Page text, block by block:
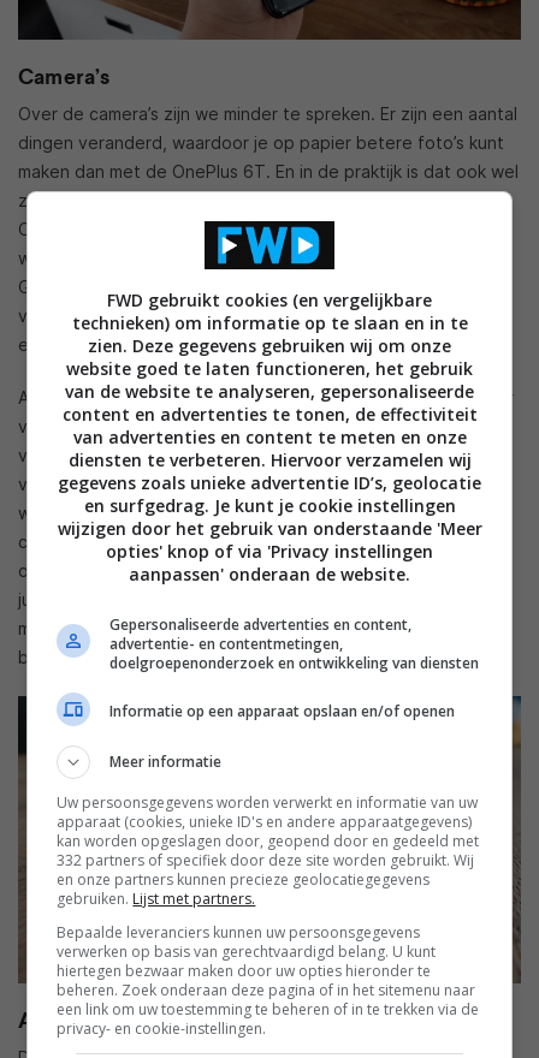
Camera’s
Over de camera’s zijn we minder te spreken. Er zijn een aantal
dingen veranderd, waardoor je op papier betere foto’s kunt
maken dan met de OnePlus 6T. En in de praktijk is dat ook wel
zo, maar helaas is dit niet van dezelfde kwaliteit als op de
OnePlus 7 Pro, bijvoorbeeld. Die kwaliteit is goed, maar ook
weer niet te vergelijken met bijvoorbeeld een Samsung
Galaxy S10+ of Huawei P30 Pro (om maar even een extreme
vergelijking te maken). Over het algemeen hangt de kwaliteit
ergens tussen de OnePlus 6T en de OnePlus 7 Pro in.
Als er voldoende licht is, dan komen de details wel goed naar
voren. Maar wanneer er te veel of te weinig licht is, dan
verandert de kwaliteit van de foto direct. Bepaalde delen
van de foto worden dan direct donker, waardoor details
wegvallen. Scherpe foto’s en video’s maken kan dit
camerasysteem wel en over het algemeen komen de kleuren
ook goed naar voren, maar de voorwaarde is echt dat je de
juiste hoeveelheid licht nodig hebt. Met de ingebouwde Pro-
modus kun je in elk geval een aantal oneffenheden een
beetje wegwerken.
Accuduur
FWD gebruikt cookies (en vergelijkbare
technieken) om informatie op te slaan en in te
zien. Deze gegevens gebruiken wij om onze
website goed te laten functioneren, het gebruik
van de website te analyseren, gepersonaliseerde
content en advertenties te tonen, de effectiviteit
van advertenties en content te meten en onze
diensten te verbeteren. Hiervoor verzamelen wij
gegevens zoals unieke advertentie ID’s, geolocatie
en surfgedrag. Je kunt je cookie instellingen
wijzigen door het gebruik van onderstaande 'Meer
opties' knop of via 'Privacy instellingen
aanpassen' onderaan de website.
Gepersonaliseerde advertenties en content,
advertentie- en contentmetingen,
doelgroepenonderzoek en ontwikkeling van diensten
Informatie op een apparaat opslaan en/of openen
Meer informatie
Uw persoonsgegevens worden verwerkt en informatie van uw
apparaat (cookies, unieke ID's en andere apparaatgegevens)
kan worden opgeslagen door, geopend door en gedeeld met
332 partners of specifiek door deze site worden gebruikt. Wij
en onze partners kunnen precieze geolocatiegegevens
gebruiken. Lijst met partners.
Bepaalde leveranciers kunnen uw persoonsgegevens
verwerken op basis van gerechtvaardigd belang. U kunt
hiertegen bezwaar maken door uw opties hieronder te
beheren. Zoek onderaan deze pagina of in het sitemenu naar
een link om uw toestemming te beheren of in te trekken via de
privacy- en cookie-instellingen.